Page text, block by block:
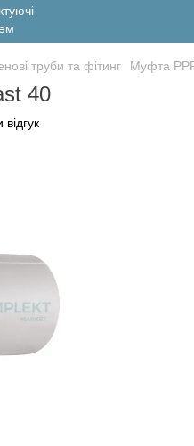
труби та фітинг Муфта
40